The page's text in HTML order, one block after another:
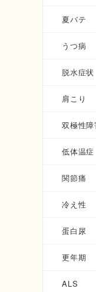
夏バテ
うつ病
脱水症状
肩こり
双極性障
低体温症
関節痛
冷え性
蛋白尿
更年期
ALS